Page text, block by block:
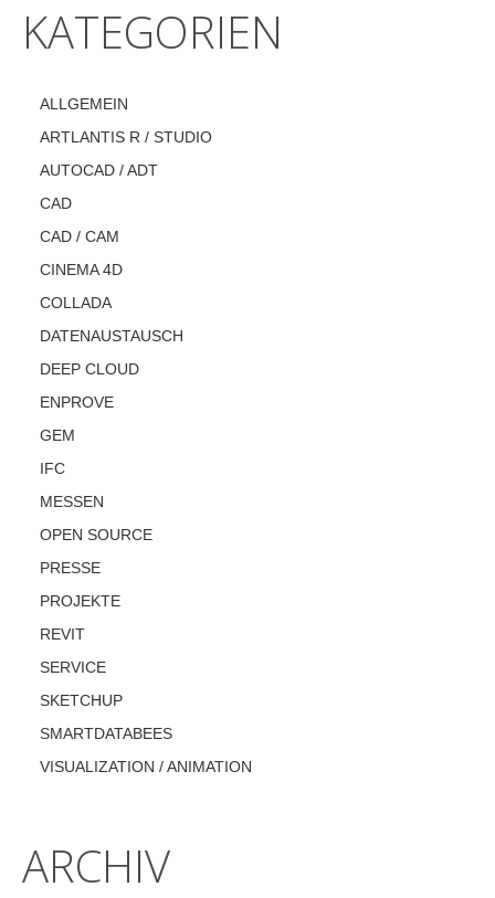
KATEGORIEN
ALLGEMEIN
ARTLANTIS R / STUDIO
AUTOCAD / ADT
CAD
CAD / CAM
CINEMA 4D
COLLADA
DATENAUSTAUSCH
DEEP CLOUD
ENPROVE
GEM
IFC
MESSEN
OPEN SOURCE
PRESSE
PROJEKTE
REVIT
SERVICE
SKETCHUP
SMARTDATABEES
VISUALIZATION / ANIMATION
ARCHIV